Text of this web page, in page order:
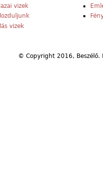
vizek
vizek
© Copyright 2016,